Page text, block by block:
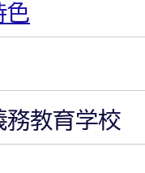
色
務教育学校